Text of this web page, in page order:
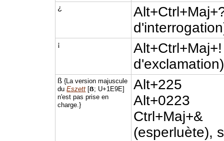
¿
¡
d'exclamation)
ß{La version majuscule
duEszett [ẞ; U+1E9E]
n'est pas prise en
charge.}
Alt+225
Alt+0223
Ctrl+Maj+&
(esperluète), s